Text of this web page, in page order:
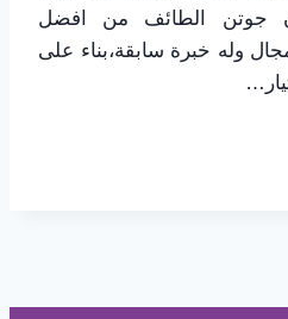
جوتن الطائف من افضل
وله خبرة سابقة،بناء على